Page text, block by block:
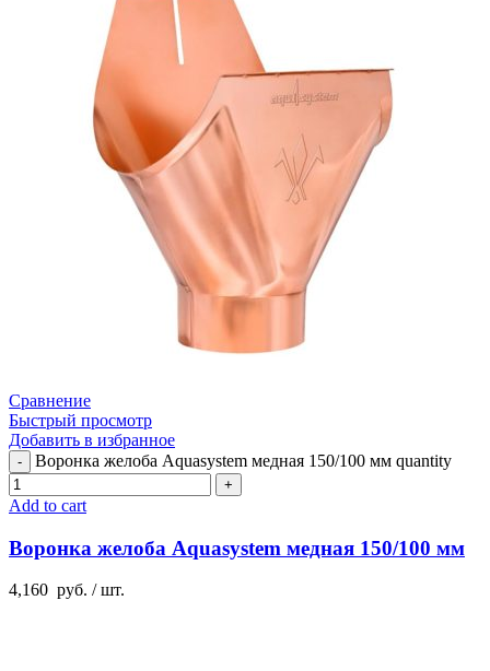
Сравнение
Быстрый просмотр
Добавить в избранное
Воронка желоба Aquasystem медная 150/100 мм quantity
Add to cart
Воронка желоба Aquasystem медная 150/100 мм
4,160 руб. / шт.